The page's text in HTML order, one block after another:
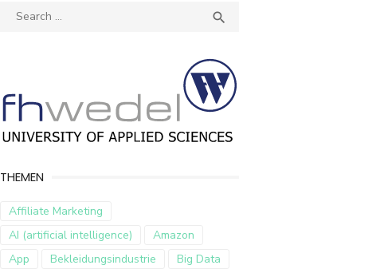
Search

THEMEN
Affiliate Marketing
AI (artificial intelligence)
Amazon
App
Bekleidungsindustrie
Big Data